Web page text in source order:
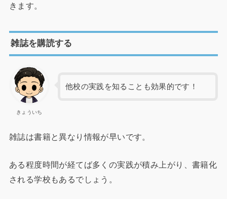
きます。
雑誌を購読する
きょういち
他校の実践を知ることも効果的です！
雑誌は書籍と異なり情報が早いです。
ある程度時間が経てば多くの実践が積み上がり、書籍化
される学校もあるでしょう。